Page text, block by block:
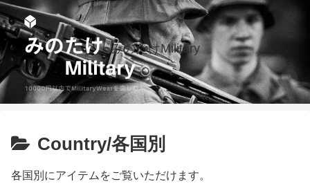
みのたけMilitary
Country/各国別
各国別にアイテムをご覧いただけます。